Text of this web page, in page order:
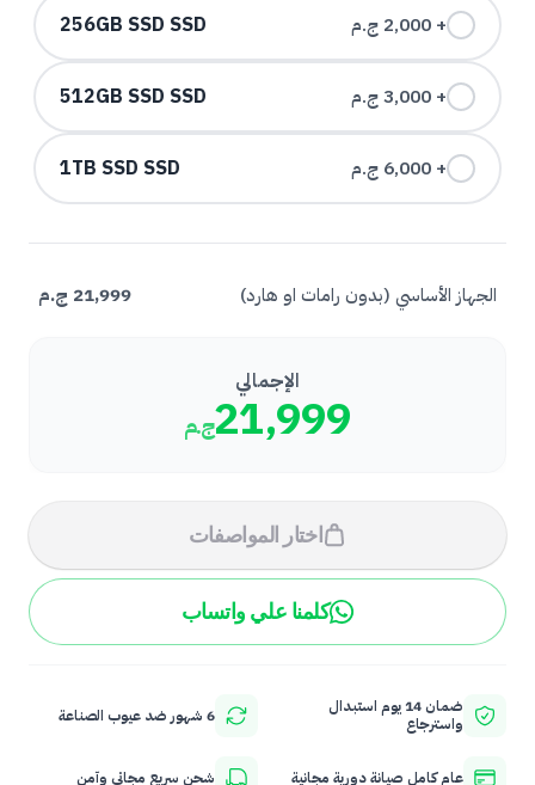
+ 2,000 ج.م 256GB SSD SSD
+ 3,000 ج.م 512GB SSD SSD
+ 6,000 ج.م 1TB SSD SSD
الجهاز الأساسي (بدون رامات او هارد) 21,999 ج.م
الإجمالي
21,999ج.م
اختار المواصفات
كلمنا علي واتساب
ضمان 14 يوم استبدال
واسترجاع
6 شهور ضد عيوب الصناعة
عام كامل صيانة دورية مجانية شحن سريع مجاني وآمن